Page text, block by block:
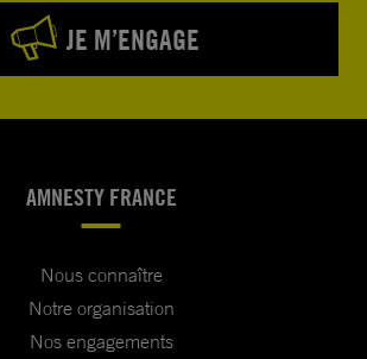
JE M’ENGAGE
AMNESTY FRANCE
Nous connaître
Notre organisation
Nos engagements